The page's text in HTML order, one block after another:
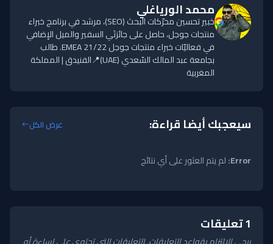
محمد الورياغلي
خبير تحسين محرّكات البحث (SEO)، مرشد في برنامج خبراء
منتجات جوجل، حاصل على جائزتَي السفير والميل الإضافي
في فعاليّات خبراء منتجات جوجل EMEA 21/22. طالب
بجامعة عبد المالك السّعدي (UAE)📍الفنيدق | المملكة
المغربية
سيعجبك أيضا قراءة: عرض الكل
Error: لم يتم العثور على أي نتائج
1 تعليقات